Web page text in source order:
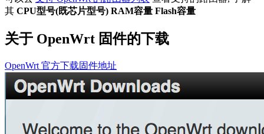
其 CPU型号(既芯片型号) RAM容量 Flash容量
关于 OpenWrt 固件的下载
OpenWrt 官方下载固件地址